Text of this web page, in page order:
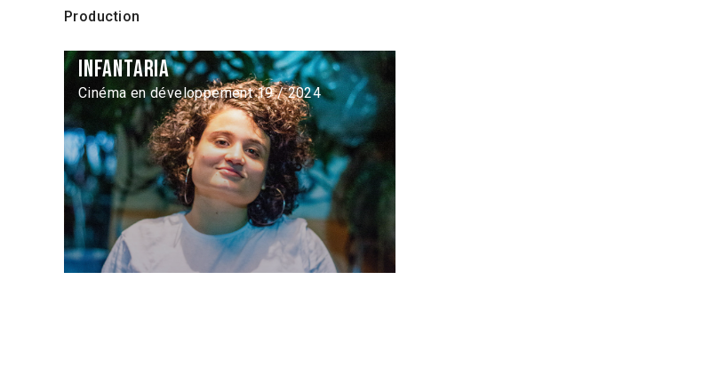
Production
Infantaria
Cinéma en développement 19 / 2024